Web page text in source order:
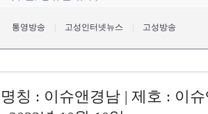
통영방송 고성인터넷뉴스 고성방송
명칭 : 이슈앤경남 | 제호 : 이